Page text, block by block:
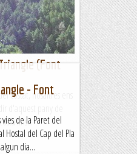
(Font
nosaltres ens
d'aquest pany de
fins...
- Font
de la Paret del
del Cap del Pla
dia...